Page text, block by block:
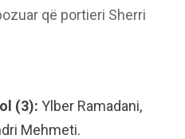
që portieri Sherri
(3): Ylber Ramadani,
Mehmeti.